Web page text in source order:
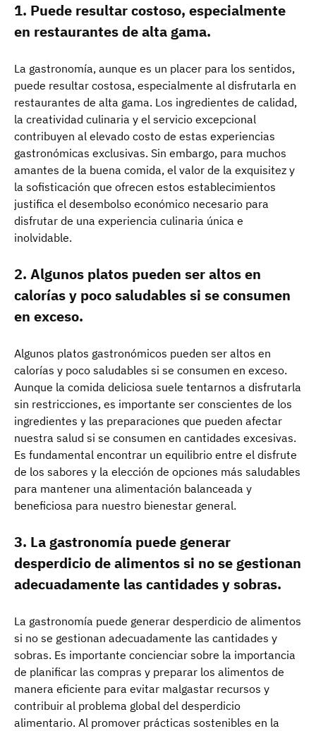
1. Puede resultar costoso, especialmente
en restaurantes de alta gama.
La gastronomía, aunque es un placer para los sentidos,
puede resultar costosa, especialmente al disfrutarla en
restaurantes de alta gama. Los ingredientes de calidad,
la creatividad culinaria y el servicio excepcional
contribuyen al elevado costo de estas experiencias
gastronómicas exclusivas. Sin embargo, para muchos
amantes de la buena comida, el valor de la exquisitez y
la sofisticación que ofrecen estos establecimientos
justifica el desembolso económico necesario para
disfrutar de una experiencia culinaria única e
inolvidable.
2. Algunos platos pueden ser altos en
calorías y poco saludables si se consumen
en exceso.
Algunos platos gastronómicos pueden ser altos en
calorías y poco saludables si se consumen en exceso.
Aunque la comida deliciosa suele tentarnos a disfrutarla
sin restricciones, es importante ser conscientes de los
ingredientes y las preparaciones que pueden afectar
nuestra salud si se consumen en cantidades excesivas.
Es fundamental encontrar un equilibrio entre el disfrute
de los sabores y la elección de opciones más saludables
para mantener una alimentación balanceada y
beneficiosa para nuestro bienestar general.
3. La gastronomía puede generar
desperdicio de alimentos si no se gestionan
adecuadamente las cantidades y sobras.
La gastronomía puede generar desperdicio de alimentos
si no se gestionan adecuadamente las cantidades y
sobras. Es importante concienciar sobre la importancia
de planificar las compras y preparar los alimentos de
manera eficiente para evitar malgastar recursos y
contribuir al problema global del desperdicio
alimentario. Al promover prácticas sostenibles en la